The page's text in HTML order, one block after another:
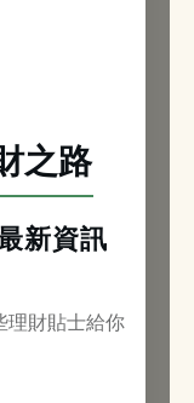
之路
新資訊
理財貼士給你